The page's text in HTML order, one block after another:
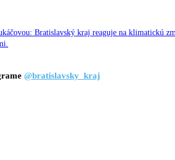
Bratislavský kraj reaguje na klimatickú
@bratislavsky_kraj